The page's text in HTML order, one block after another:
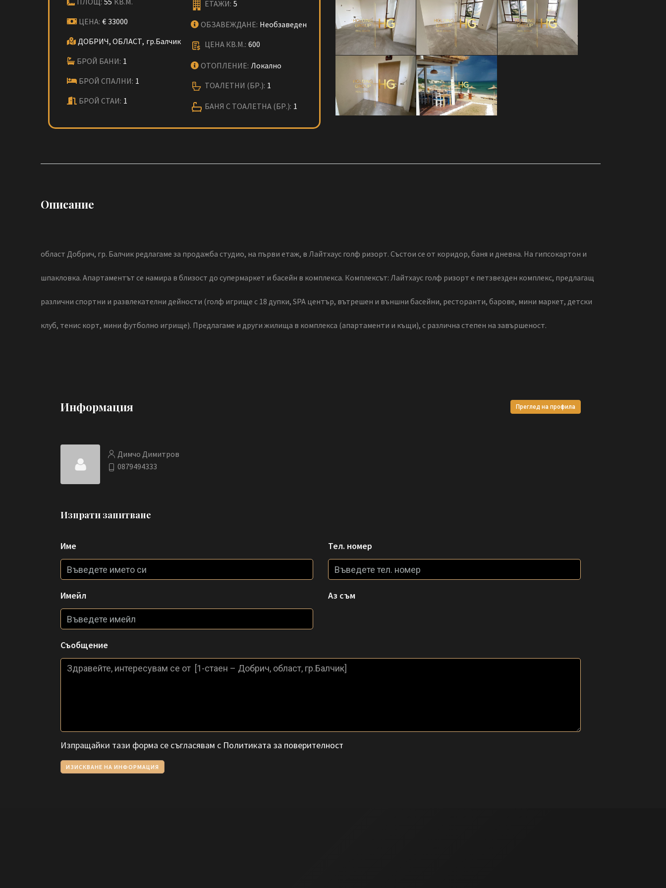
ЦЕНА: € 33000
ДОБРИЧ, ОБЛАСТ, гр.Балчик
БРОЙ БАНИ: 1
БРОЙ СПАЛНИ: 1
БРОЙ СТАИ: 1
ЕТАЖИ: 5
ОБЗАВЕЖДАНЕ: Необзаведен
ЦЕНА КВ.М.: 600
ОТОПЛЕНИЕ: Локално
ТОАЛЕТНИ (БР.): 1
БАНЯ С ТОАЛЕТНА (БР.): 1
Описание
област Добрич, гр. Балчик редлагаме за продажба студио, на първи етаж, в Лайтхаус голф ризорт. Състои се от коридор, баня и дневна. На гипсокартон и
шпакловка. Апартаментът се намира в близост до супермаркет и басейн в комплекса. Комплексът: Лайтхаус голф ризорт е петзвезден комплекс, предлагащ
различни спортни и развлекателни дейности (голф игрище с 18 дупки, SPA център, вътрешен и външни басейни, ресторанти, барове, мини маркет, детски
клуб, тенис корт, мини футболно игрище). Предлагаме и други жилища в комплекса (апартаменти и къщи), с различна степен на завършеност.
Информация Преглед на профила
Димчо Димитров
0879494333
Изпрати запитване
Име Тел. номер
Имейл Аз съм
Съобщение
Изпращайки тази форма се съгласявам с Политиката за поверителност
ИЗИСКВАНЕ НА ИНФОРМАЦИЯ